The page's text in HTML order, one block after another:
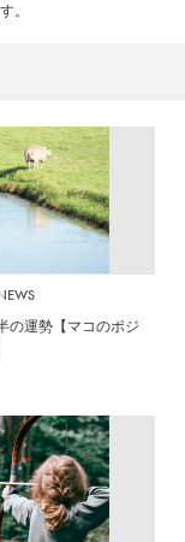
。
の運勢【マコのポジ